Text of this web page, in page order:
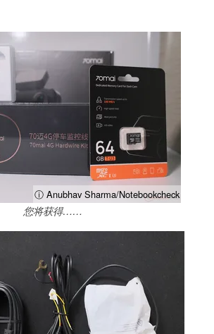
ⓘ Anubhav Sharma/Notebookcheck
您将获得……